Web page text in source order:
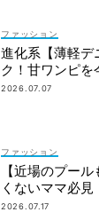
ファッション
進化系【薄軽デ
ク！甘ワンピを
2026.07.07
ファッション
【近場のプー
くないママ必
両立するマルチ
2026.07.17